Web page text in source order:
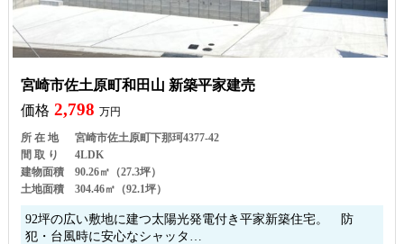
宮崎市佐土原町和田山 新築平家建売
価格 2,798 万円
所 在 地
宮崎市佐土原町下那珂4377-42
間 取 り
4LDK
建物面積
90.26㎡（27.3坪）
土地面積
304.46㎡（92.1坪）
92坪の広い敷地に建つ太陽光発電付き平家新築住宅。 防
犯・台風時に安心なシャッタ…